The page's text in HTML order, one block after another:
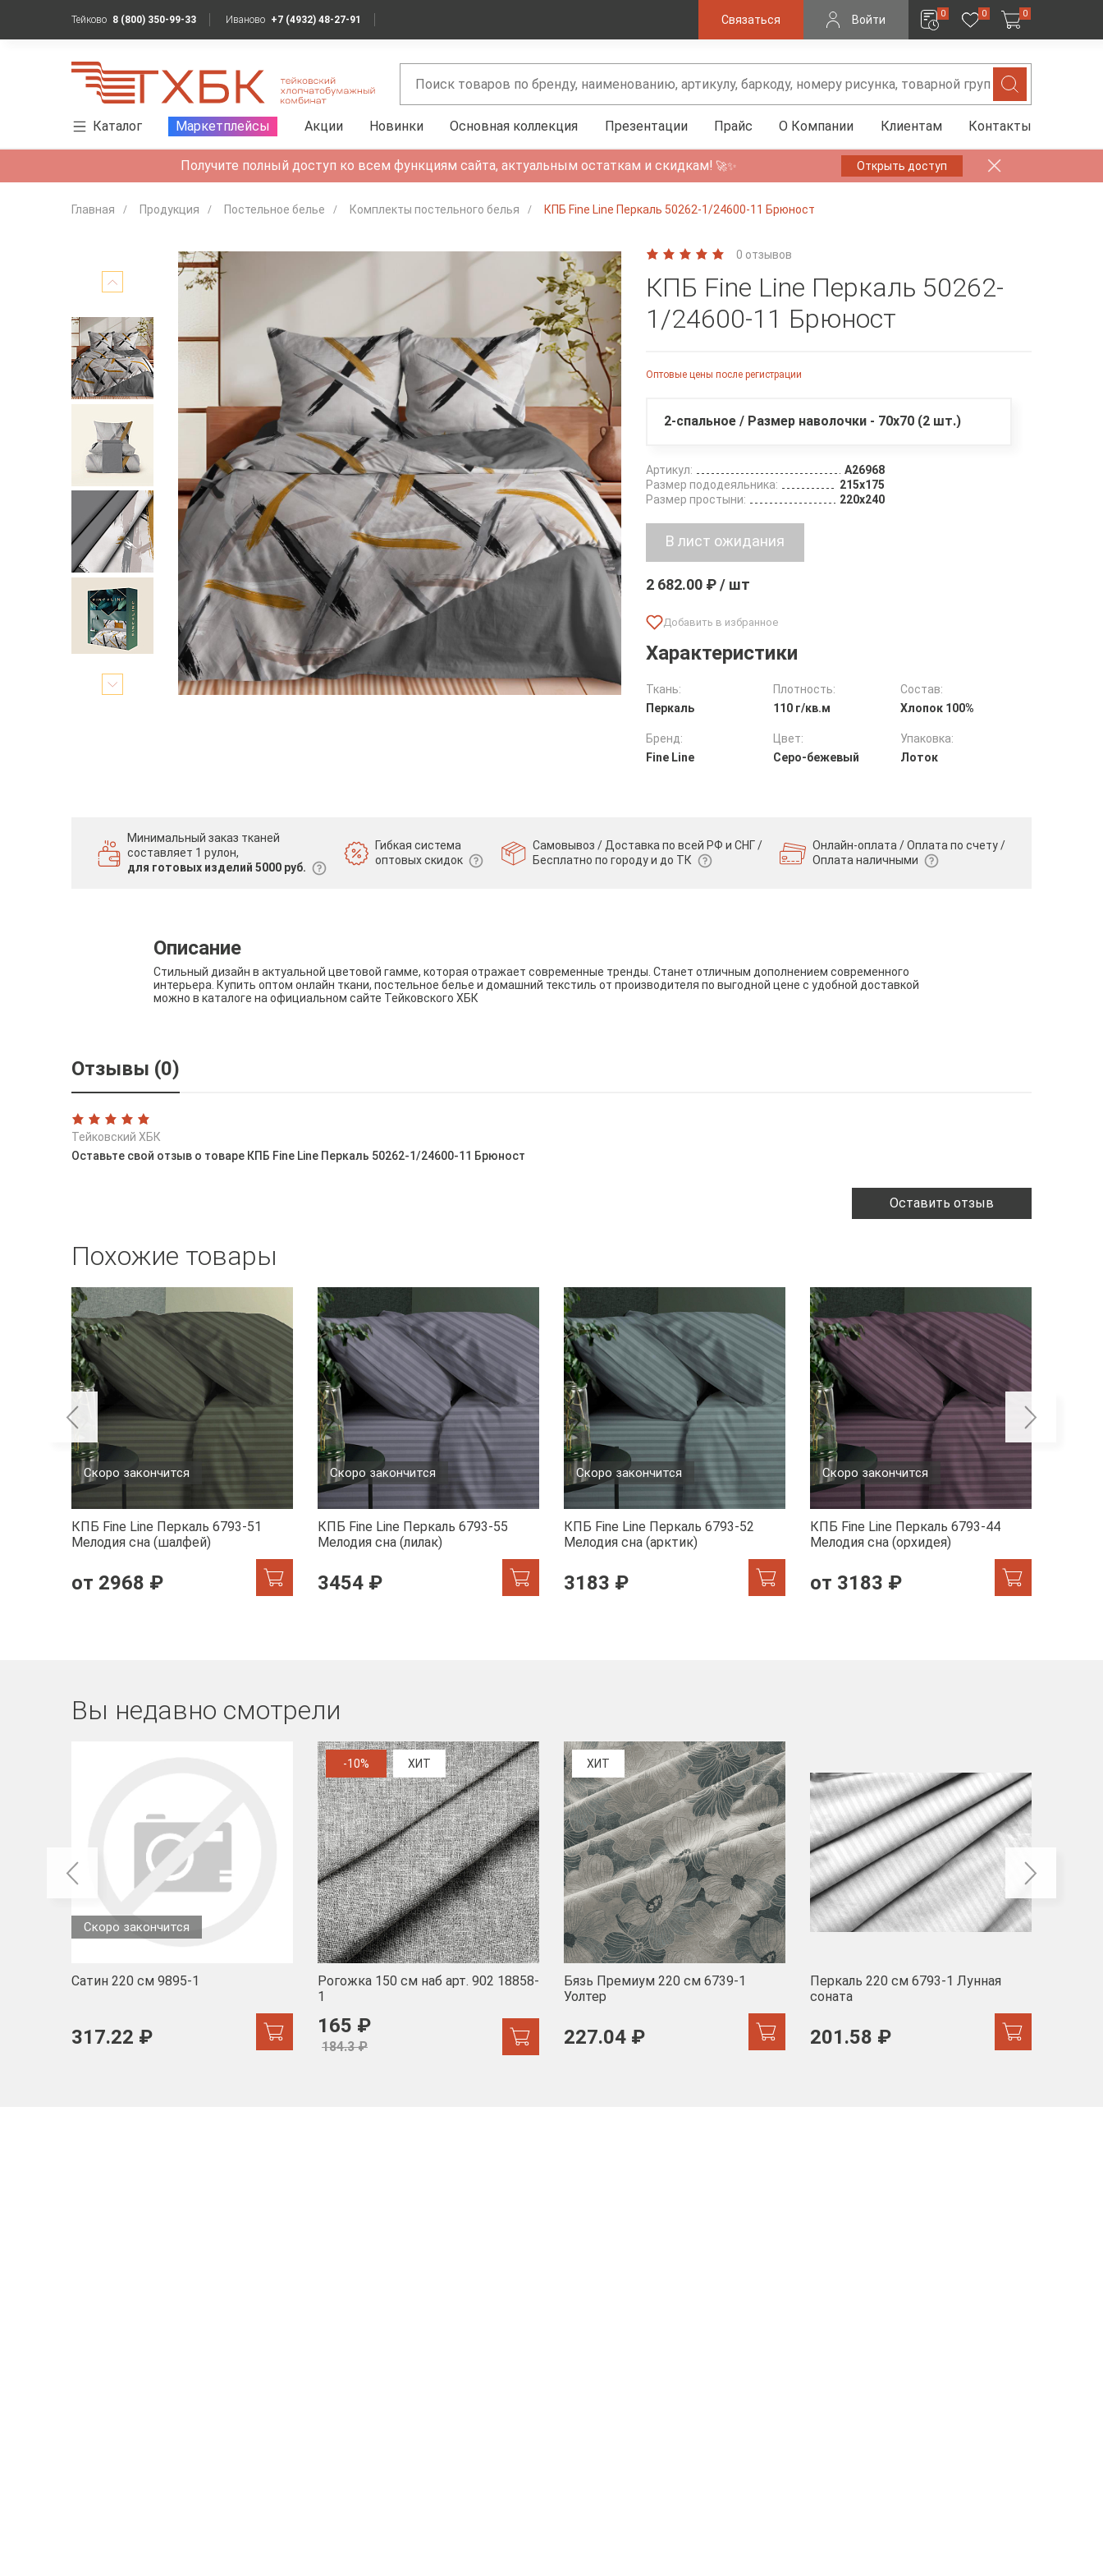
Тейково 8 (800) 350-99-33 Иваново +7 (4932) 48-27-91 Связаться Войти 0 0 0
Каталог Маркетплейсы Акции Новинки Основная коллекция Презентации Прайс О Компании Клиентам Контакты
Получите полный доступ ко всем функциям сайта, актуальным остаткам и скидкам! 🚀✨ Открыть доступ
Главная Продукция Постельное белье Комплекты постельного белья КПБ Fine Line Перкаль 50262-1/24600-11 Брюност
0 отзывов
КПБ Fine Line Перкаль 50262-
1/24600-11 Брюност
Оптовые цены после регистрации
2-спальное / Размер наволочки - 70х70 (2 шт.)
Артикул:
A26968
Размер пододеяльника:
215х175
Размер простыни:
220х240
2 682.00 ₽ / шт
Характеристики
Ткань:
Перкаль
Плотность:
110 г/кв.м
Состав:
Хлопок 100%
Бренд:
Fine Line
Цвет:
Серо-бежевый
Упаковка:
Лоток
Минимальный заказ тканей
составляет 1 рулон,
для готовых изделий 5000 руб.
Гибкая система
оптовых скидок
Самовывоз / Доставка по всей РФ и СНГ /
Бесплатно по городу и до ТК
Онлайн-оплата / Оплата по счету /
Оплата наличными
Описание
Стильный дизайн в актуальной цветовой гамме, которая отражает современные тренды. Станет отличным дополнением современного
интерьера. Купить оптом онлайн ткани, постельное белье и домашний текстиль от производителя по выгодной цене с удобной доставкой
можно в каталоге на официальном сайте Тейковского ХБК
Отзывы (0)
Тейковский ХБК
Оставьте свой отзыв о товаре КПБ Fine Line Перкаль 50262-1/24600-11 Брюност
Оставить отзыв
Похожие товары
Скоро закончится
КПБ Fine Line Перкаль 6793-51
Мелодия сна (шалфей)
от 2968 ₽
Скоро закончится
КПБ Fine Line Перкаль 6793-55
Мелодия сна (лилак)
3454 ₽
Скоро закончится
КПБ Fine Line Перкаль 6793-52
Мелодия сна (арктик)
3183 ₽
Скоро закончится
КПБ Fine Line Перкаль 6793-44
Мелодия сна (орхидея)
от 3183 ₽
Вы недавно смотрели
Скоро закончится
Сатин 220 см 9895-1
317.22 ₽
-10% ХИТ
Рогожка 150 см наб арт. 902 18858-
1
165 ₽
184.3 ₽
ХИТ
Бязь Премиум 220 см 6739-1
Уолтер
227.04 ₽
Перкаль 220 см 6793-1 Лунная
соната
201.58 ₽